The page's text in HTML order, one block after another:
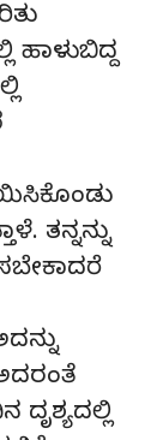
ಹಾಳುಬಿದ್ದ
ತನ್ನನ್ನು
ದೃಶ್ಯದಲ್ಲಿ